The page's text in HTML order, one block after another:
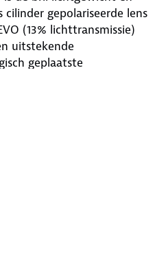
cilinder gepolariseerde lens
(13% lichttransmissie)
uitstekende
geplaatste
bril heeft verstelbare
de Ventro krijg je twee
lens voor donker of
voor bewolkt weer.
contrast en beschermen